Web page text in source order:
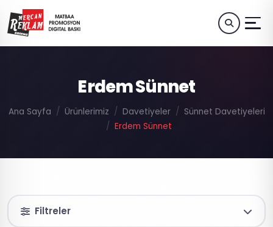
Erdem Sünnet
Ana Sayfa Ürünlerimiz Davetiyeler
Sünnet Davetiyeleri
Erdem Sünnet
Filtreler